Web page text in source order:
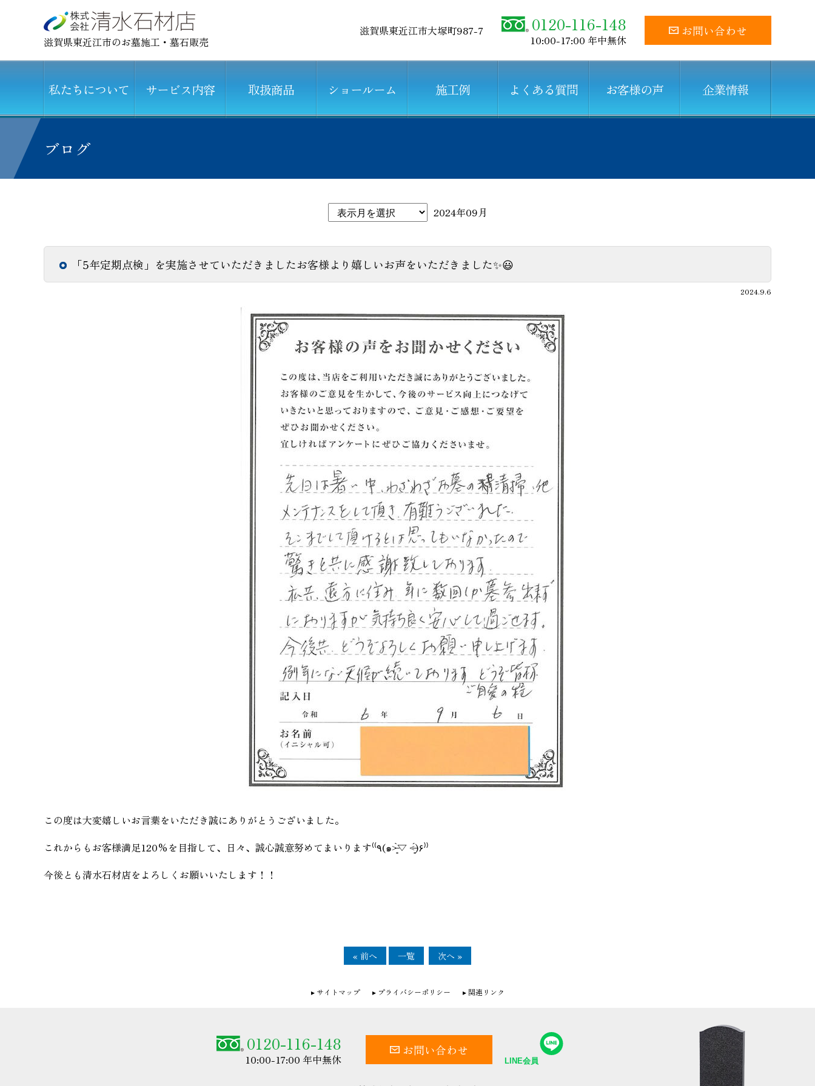
滋賀県東近江市のお墓施工・墓石販売
滋賀県東近江市大塚町987-7 0120-116-148
10:00-17:00 年中無休
お問い合わせ
私たちについて サービス内容 取扱商品 ショールーム 施工例 よくある質問 お客様の声 企業情報
ブログ
2024年09月
「5年定期点検」を実施させていただきましたお客様より嬉しいお声をいただきました✨😃
2024.9.6
この度は大変嬉しいお言葉をいただき誠にありがとうございました。
これからもお客様満足120%を目指して、日々、誠心誠意努めてまいります⁽⁽٩(๑˃̶͈̀▽ ˂̶͈́)۶⁾⁾
今後とも清水石材店をよろしくお願いいたします！！
« 前へ 一覧 次へ »
サイトマップ プライバシーポリシー 関連リンク
0120-116-148
10:00-17:00 年中無休
お問い合わせ